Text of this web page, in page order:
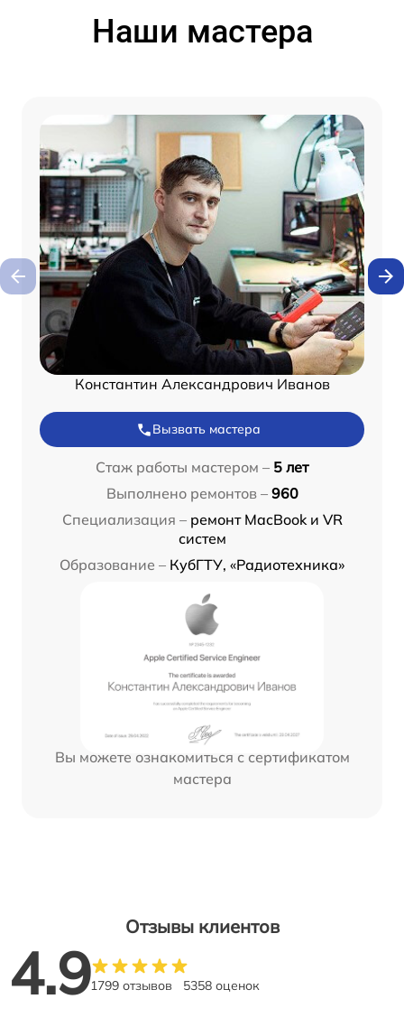
Наши мастера
Константин Александрович Иванов
Вызвать мастера
Стаж работы мастером – 5 лет
Выполнено ремонтов – 960
Специализация – ремонт MacBook и VR
систем
Образование – КубГТУ, «Радиотехника»
Вы можете ознакомиться с сертификатом
мастера
Отзывы клиентов
4.91799 отзывов 5358 оценок